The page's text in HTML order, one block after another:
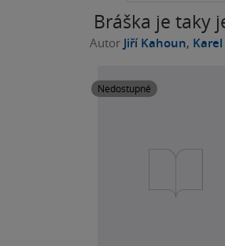
Bráška je taky
Autor Jiří Kahoun,
Nedostupné